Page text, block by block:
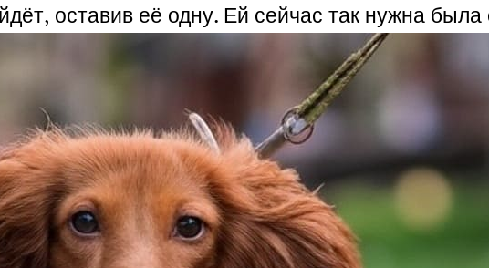
оставив её одну. Ей сейчас так нужна